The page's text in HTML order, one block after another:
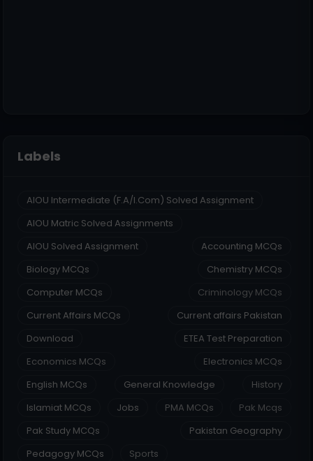
Labels
AIOU Intermediate (F.A/I.Com) Solved Assignment
AIOU Matric Solved Assignments
AIOU Solved Assignment
Accounting MCQs
Biology MCQs
Chemistry MCQs
Computer MCQs
Criminology MCQs
Current Affairs MCQs
Current affairs Pakistan
Download
ETEA Test Preparation
Economics MCQs
Electronics MCQs
English MCQs
General Knowledge
History
Islamiat MCQs
Jobs PMA MCQs
Pak Mcqs
Pak Study MCQs
Pakistan Geography
Pedagogy MCQs
Sports